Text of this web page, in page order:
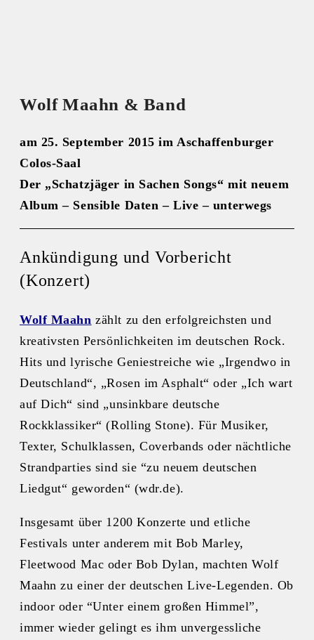
Wolf Maahn & Band
am 25. September 2015 im Aschaffenburger
Colos-Saal
Der „Schatzjäger in Sachen Songs“ mit neuem
Album – Sensible Daten – Live – unterwegs
Ankündigung und Vorbericht
(Konzert)
Wolf Maahn zählt zu den erfolgreichsten und
kreativsten Persönlichkeiten im deutschen Rock.
Hits und lyrische Geniestreiche wie „Irgendwo in
Deutschland“, „Rosen im Asphalt“ oder „Ich wart
auf Dich“ sind „unsinkbare deutsche
Rockklassiker“ (Rolling Stone). Für Musiker,
Texter, Schulklassen, Coverbands oder nächtliche
Strandparties sind sie “zu neuem deutschen
Liedgut“ geworden“ (wdr.de).
Insgesamt über 1200 Konzerte und etliche
Festivals unter anderem mit Bob Marley,
Fleetwood Mac oder Bob Dylan, machten Wolf
Maahn zu einer der deutschen Live-Legenden. Ob
indoor oder “Unter einem großen Himmel”,
immer wieder gelingt es ihm unvergessliche